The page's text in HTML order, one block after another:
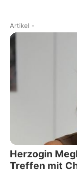
Artikel -
Herzogin
Treffen mit